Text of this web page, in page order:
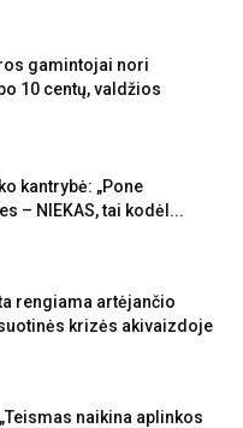
gamintojai nori
10 centų, valdžios
kantrybė: „Pone
– NIEKAS, tai kodėl...
rengiama artėjančio
krizės akivaizdoje
naikina aplinkos